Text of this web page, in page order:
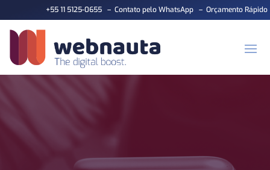
+55 11 5125-0655– Contato pelo WhatsApp– Orçamento Rápido